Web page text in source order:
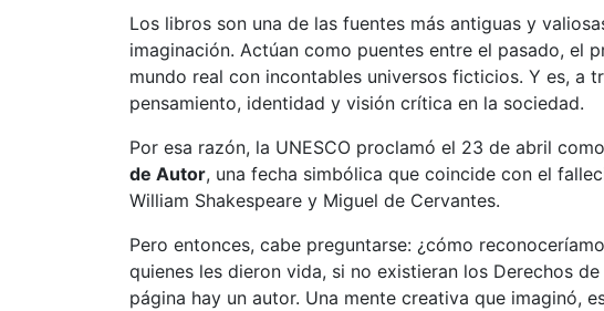
Los libros son una de las fuentes más antiguas y
imaginación. Actúan como puentes entre el pasado, el
mundo real con incontables universos ficticios. Y es, a
pensamiento, identidad y visión crítica en la sociedad.
Por esa razón, la UNESCO proclamó el 23 de abril
de Autor, una fecha simbólica que coincide con el
William Shakespeare y Miguel de Cervantes.
Pero entonces, cabe preguntarse: ¿cómo
quienes les dieron vida, si no existieran los Derechos
página hay un autor. Una mente creativa que imaginó,